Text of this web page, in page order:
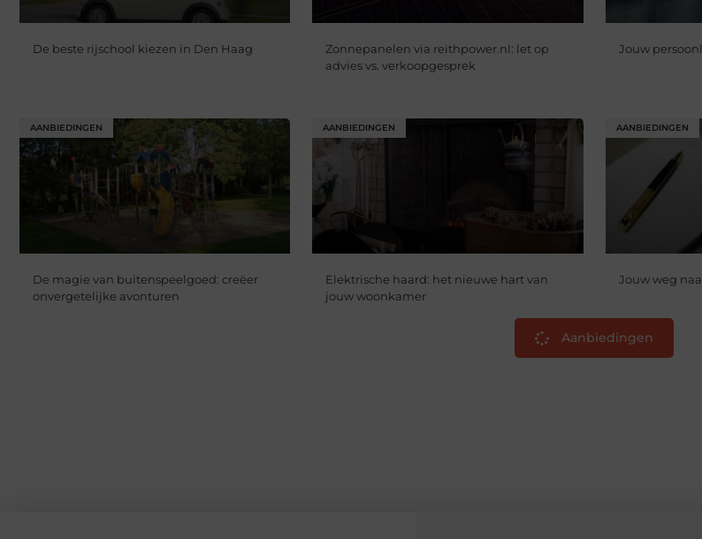
De beste rijschool kiezen in Den Haag
Zonnepanelen via reithpower.nl: let op
advies vs. verkoopgesprek
Jouw
AANBIEDINGEN
De magie van buitenspeelgoed: creëer
onvergetelijke avonturen
AANBIEDINGEN
Elektrische haard: het nieuwe hart van
jouw woonkamer
AANBIEDINGEN
Jouw weg
Aanbiedingen